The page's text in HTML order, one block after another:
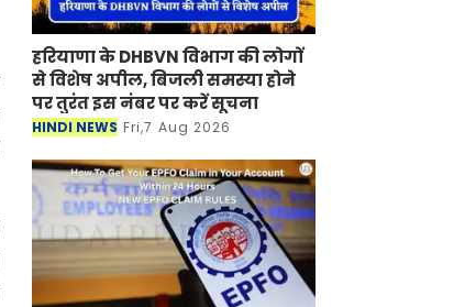
हरियाणा के DHBVN विभाग की लोगों
से विशेष अपील, बिजली समस्या होने
पर तुरंत इस नंबर पर करें सूचना
HINDI NEWS Fri,7 Aug 2026